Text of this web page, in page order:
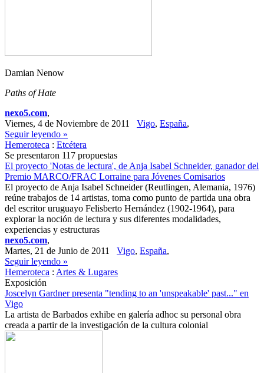
Damian Nenow
Paths of Hate
nexo5.com,
Viernes, 4 de Noviembre de 2011 Vigo, España,
Seguir leyendo »
Hemeroteca : Etcétera
Se presentaron 117 propuestas
El proyecto 'Notas de lectura', de Anja Isabel Schneider, ganador del
Premio MARCO/FRAC Lorraine para Jóvenes Comisarios
El proyecto de Anja Isabel Schneider (Reutlingen, Alemania, 1976)
reúne trabajos de 14 artistas, toma como punto de partida una obra
del escritor uruguayo Felisberto Hernández (1902-1964), para
explorar la noción de lectura y sus diferentes modalidades,
experiencias y estructuras
nexo5.com,
Martes, 21 de Junio de 2011 Vigo, España,
Seguir leyendo »
Hemeroteca : Artes & Lugares
Exposición
Joscelyn Gardner presenta "tending to an 'unspeakable' past..." en
Vigo
La artista de Barbados exhibe en galería adhoc su personal obra
creada a partir de la investigación de la cultura colonial